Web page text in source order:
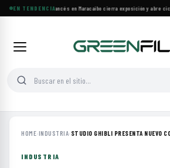
EN TENDENCIA
Festival de Cine Francés en Maracaibo cierra exposición y abre
HOME›INDUSTRIA› STUDIO GHIBLI PRESENTA NUEVO
INDUSTRIA